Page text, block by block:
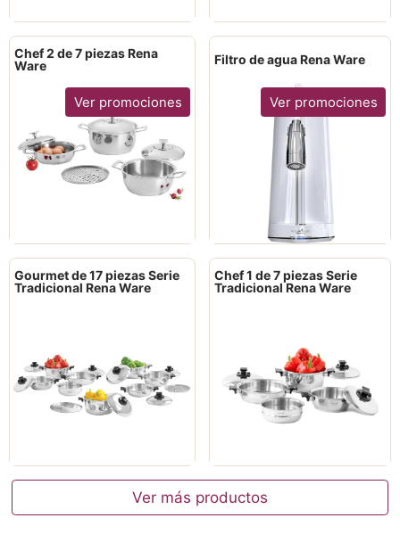
Chef 2 de 7 piezas Rena
Ware
Ver promociones
Filtro de agua Rena Ware
Ver promociones
Gourmet de 17 piezas Serie
Tradicional Rena Ware
Chef 1 de 7 piezas Serie
Tradicional Rena Ware
Ver más productos